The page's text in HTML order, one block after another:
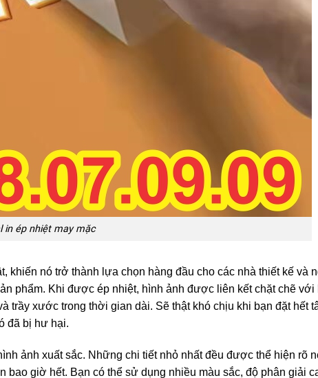
in ép nhiệt may mặc
khiến nó trở thành lựa chọn hàng đầu cho các nhà thiết kế và
phẩm. Khi được ép nhiệt, hình ảnh được liên kết chặt chẽ với
trầy xước trong thời gian dài. Sẽ thật khó chịu khi bạn đặt hết
đã bị hư hại.
ảnh xuất sắc. Những chi tiết nhỏ nhất đều được thể hiện rõ
bao giờ hết. Bạn có thể sử dụng nhiều màu sắc, độ phân giải